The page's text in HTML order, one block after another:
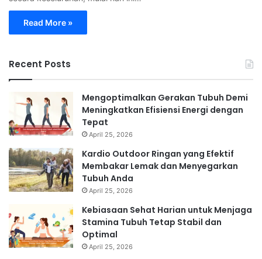
Read More »
Recent Posts
Mengoptimalkan Gerakan Tubuh Demi
Meningkatkan Efisiensi Energi dengan
Tepat
April 25, 2026
Kardio Outdoor Ringan yang Efektif
Membakar Lemak dan Menyegarkan
Tubuh Anda
April 25, 2026
Kebiasaan Sehat Harian untuk Menjaga
Stamina Tubuh Tetap Stabil dan
Optimal
April 25, 2026